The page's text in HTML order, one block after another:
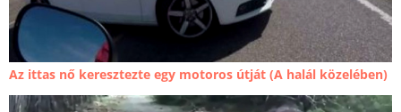
Az ittas nő keresztezte egy motoros útját (A halál közelében)